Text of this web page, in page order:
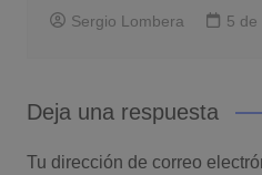
Sergio Lombera 5 de
Deja una respuesta
Tu dirección de correo